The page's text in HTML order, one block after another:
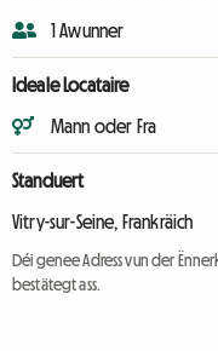
1 Awunner
Ideale Locataire
Mann oder Fra
Standuert
Vitry-sur-Seine, Frankräich
Déi genee Adress vun der
bestätegt ass.